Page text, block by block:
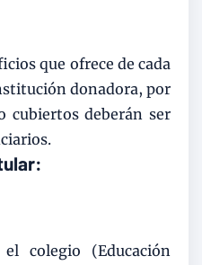
que ofrece de cada
donadora, por
cubiertos deberán ser
colegio (Educación